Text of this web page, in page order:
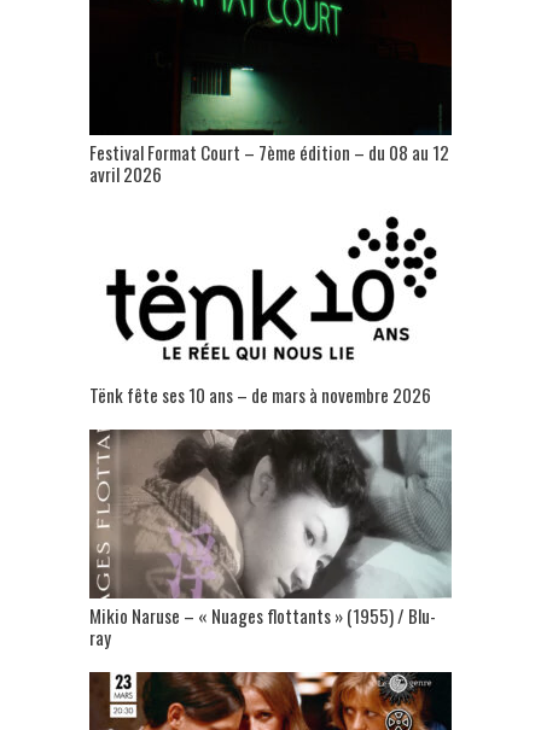
Festival Format Court – 7ème édition – du 08 au 12
avril 2026
Tënk fête ses 10 ans – de mars à novembre 2026
Mikio Naruse – « Nuages flottants » (1955) / Blu-
ray